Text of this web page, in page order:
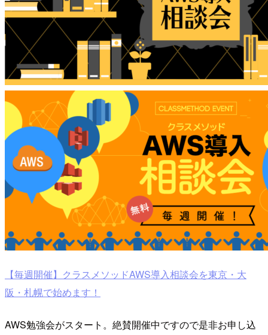
【毎週開催】クラスメソッドAWS導入相談会を東京・大
阪・札幌で始めます！
AWS勉強会がスタート。絶賛開催中ですので是非お申し込